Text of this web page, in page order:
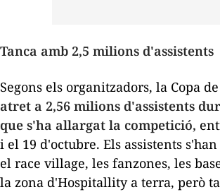
Tanca amb 2,5 milions d'assistents
Segons els organitzadors, la Copa
atret a 2,56 milions d'assistents
que s'ha allargat la competició,
i el 19 d'octubre. Els assistents
el race village, les fanzones, les
la zona d'Hospitallitya terra, però